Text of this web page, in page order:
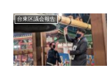
台東区議会報告